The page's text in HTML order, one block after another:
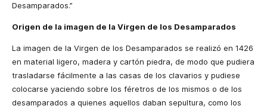
Desamparados.”
Origen de la imagen de la Virgen de los Desamparados
La imagen de la Virgen de los Desamparados se realizó en 1426
en material ligero, madera y cartón piedra, de modo que pudiera
trasladarse fácilmente a las casas de los clavarios y pudiese
colocarse yaciendo sobre los féretros de los mismos o de los
desamparados a quienes aquellos daban sepultura, como los